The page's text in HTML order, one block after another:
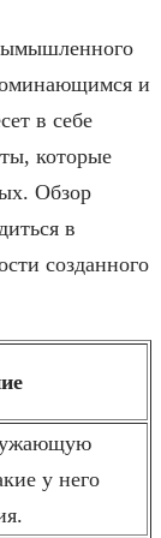
и
в себе
которые
Обзор
в
созданного
у него